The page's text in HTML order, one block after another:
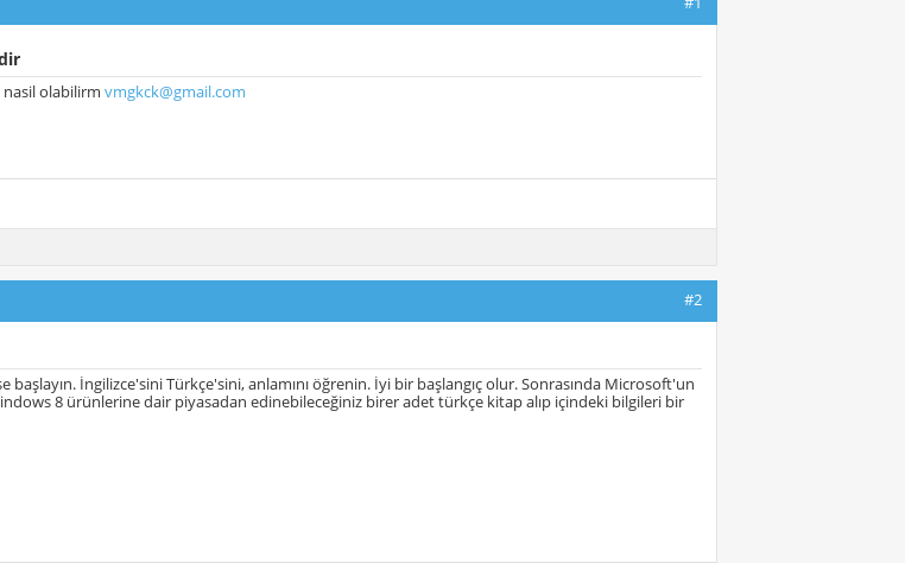
olabilirm vmgkck@gmail.com
#2
İngilizce'sini Türkçe'sini, anlamını öğrenin. İyi bir başlangıç olur. Sonrasında Microsoft'un
8 ürünlerine dair piyasadan edinebileceğiniz birer adet türkçe kitap alıp içindeki bilgileri bir